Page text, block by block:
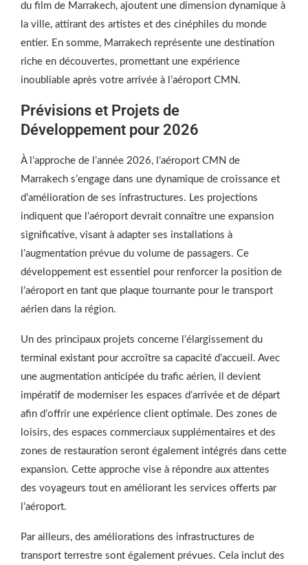
du film de Marrakech, ajoutent une dimension dynamique à
la ville, attirant des artistes et des cinéphiles du monde
entier. En somme, Marrakech représente une destination
riche en découvertes, promettant une expérience
inoubliable après votre arrivée à l’aéroport CMN.
Prévisions et Projets de
Développement pour 2026
À l’approche de l’année 2026, l’aéroport CMN de
Marrakech s’engage dans une dynamique de croissance et
d’amélioration de ses infrastructures. Les projections
indiquent que l’aéroport devrait connaître une expansion
significative, visant à adapter ses installations à
l’augmentation prévue du volume de passagers. Ce
développement est essentiel pour renforcer la position de
l’aéroport en tant que plaque tournante pour le transport
aérien dans la région.
Un des principaux projets concerne l’élargissement du
terminal existant pour accroître sa capacité d’accueil. Avec
une augmentation anticipée du trafic aérien, il devient
impératif de moderniser les espaces d’arrivée et de départ
afin d’offrir une expérience client optimale. Des zones de
loisirs, des espaces commerciaux supplémentaires et des
zones de restauration seront également intégrés dans cette
expansion. Cette approche vise à répondre aux attentes
des voyageurs tout en améliorant les services offerts par
l’aéroport.
Par ailleurs, des améliorations des infrastructures de
transport terrestre sont également prévues. Cela inclut des